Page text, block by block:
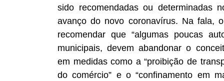
sido recomendadas ou determinadas
avanço do novo coronavírus. Na fala,
recomendar que “algumas poucas
municipais, devem abandonar o
em medidas como a “proibição de
do comércio” e o “confinamento em